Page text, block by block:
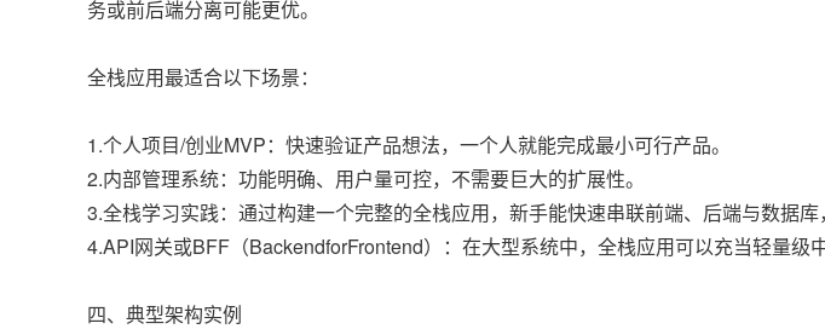
务或前后端分离可能更优。
全栈应用最适合以下场景：
1.个人项目/创业MVP：快速验证产品想法，一个人就能完成最小可行产品。
2.内部管理系统：功能明确、用户量可控，不需要巨大的扩展性。
3.全栈学习实践：通过构建一个完整的全栈应用，新手能快速串联前端、后端与数据库
4.API网关或BFF（BackendforFrontend）：在大型系统中，全栈应用可以充当轻量级
四、典型架构实例